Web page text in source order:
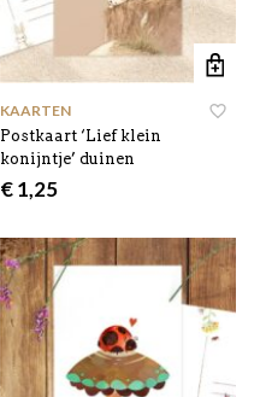
KAARTEN
Postkaart ‘Lief klein
konijntje’ duinen
€1,25